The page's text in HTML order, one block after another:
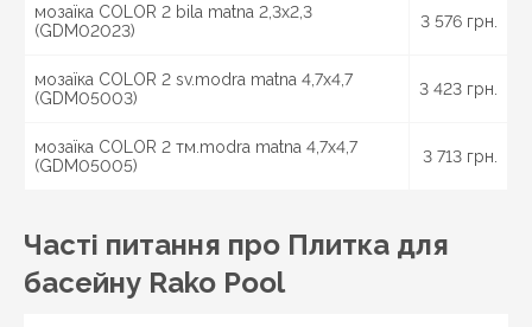
мозаїка COLOR 2 bila matna 2,3x2,3
(GDM02023)
3 576 грн.
мозаїка COLOR 2 sv.modra matna 4,7x4,7
(GDM05003)
3 423 грн.
мозаїка COLOR 2 тм.modra matna 4,7x4,7
(GDM05005)
3 713 грн.
Часті питання про Плитка для
басейну Rako Pool